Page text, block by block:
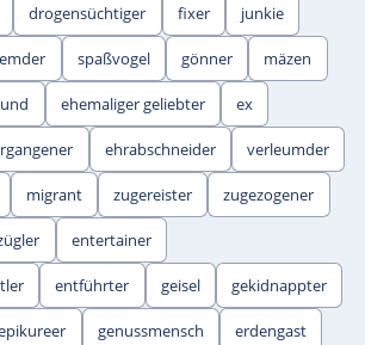
drogensüchtiger fixer junkie
spaßvogel gönner mäzen
ehemaliger geliebter ex
ehrabschneider verleumder
migrant zugereister zugezogener
entertainer
entführter geisel gekidnappter
genussmensch erdengast